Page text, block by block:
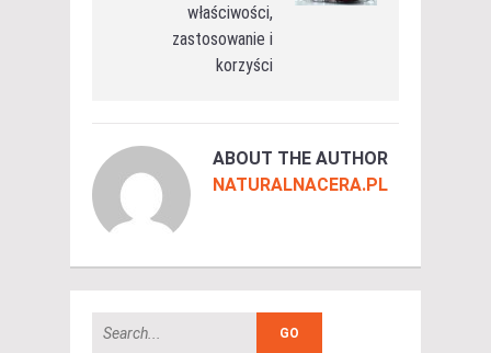
właściwości,
zastosowanie i
korzyści
ABOUT THE AUTHOR
NATURALNACERA.PL